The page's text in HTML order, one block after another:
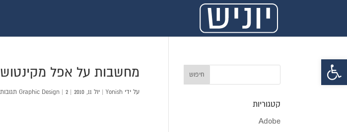
פתח סרגל נגישות
מחשבות על אפל מקינטוש
על ידי Yonish
| יול 11, 2010 |
Graphic Design |2 תגובות
קטגוריות
Adobe